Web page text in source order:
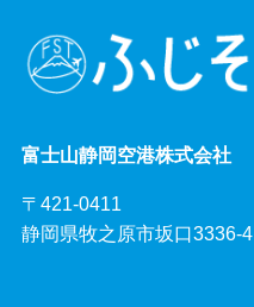
富士山静岡空港株式会社
〒421-0411
静岡県牧之原市坂口3336-4